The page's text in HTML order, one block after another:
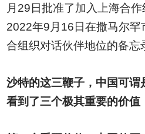
月29日批准了加入上海合
2022年9月16日在撒马尔罕
合组织对话伙伴地位的备忘
沙特的这三鞭子，中国可
看到了三个极其重要的价值